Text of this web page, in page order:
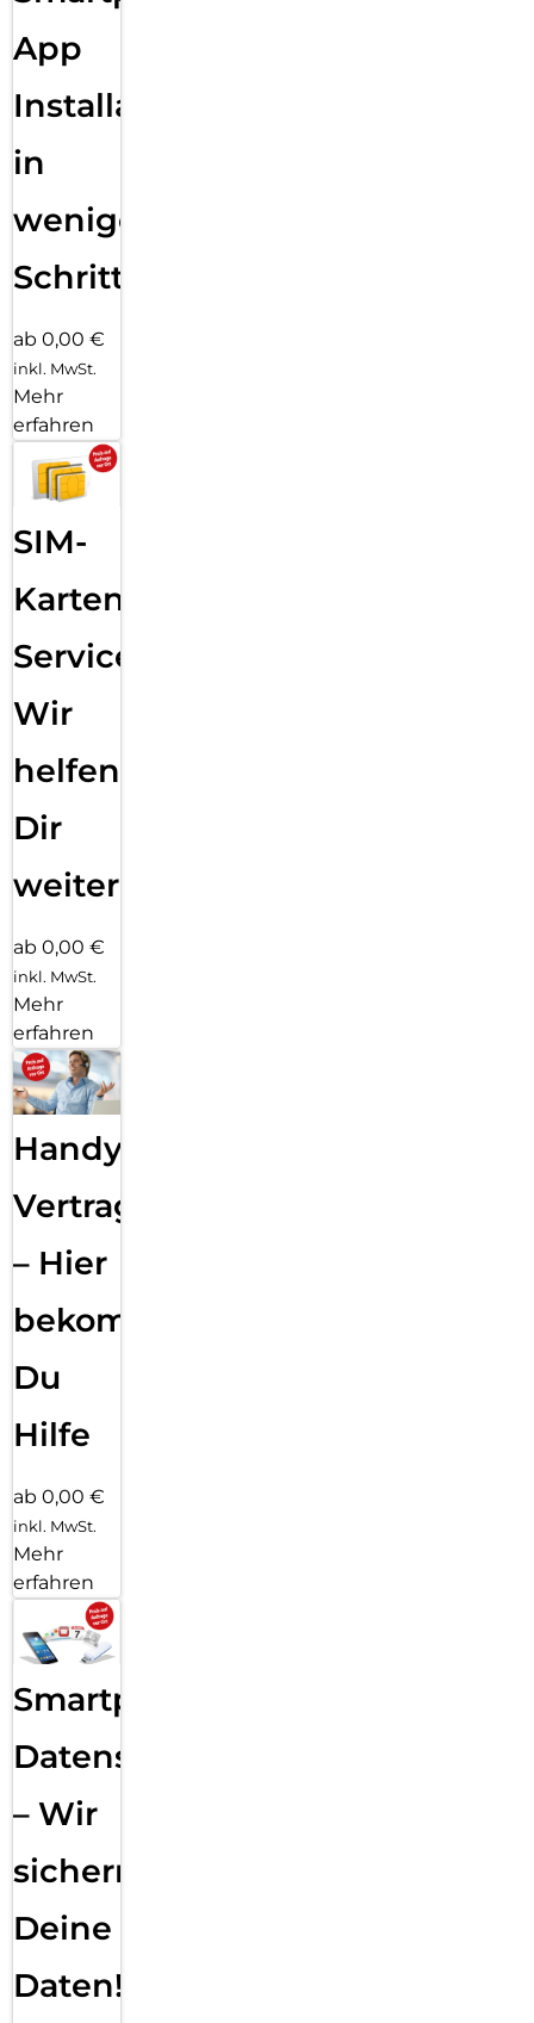
Umwelt unter apple.com/de/2030.
App
Installation
in
wenigen
Schritten
ab 0,00 €
inkl. MwSt.
Mehr
erfahren
SIM-
Karten
Service:
Wir
helfen
Dir
weiter
ab 0,00 €
inkl. MwSt.
Mehr
erfahren
Handy
Vertragsabwicklung
– Hier
bekommst
Du
Hilfe
ab 0,00 €
inkl. MwSt.
Mehr
erfahren
Smartphone
Datensicherung
– Wir
sichern
Deine
Daten!